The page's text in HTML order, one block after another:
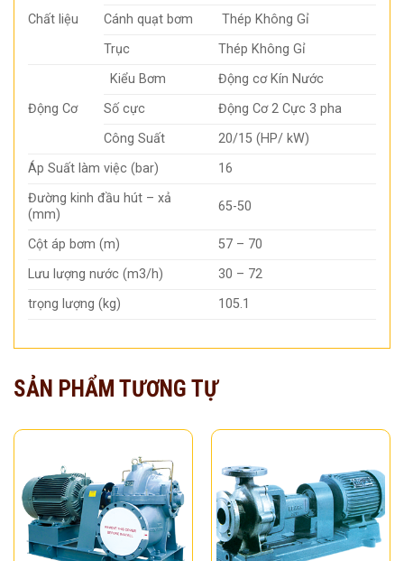
Chất liệu
Cánh quạt bơm
Thép Không Gỉ
Trục
Thép Không Gỉ
Động Cơ
Kiểu Bơm
Động cơ Kín Nước
Số cực
Động Cơ 2 Cực 3 pha
Công Suất
20/15 (HP/ kW)
Áp Suất làm việc (bar)
16
Đường kinh đầu hút – xả
(mm)
65-50
Cột áp bơm (m)
57 – 70
Lưu lượng nước (m3/h)
30 – 72
trọng lượng (kg)
105.1
SẢN PHẨM TƯƠNG TỰ